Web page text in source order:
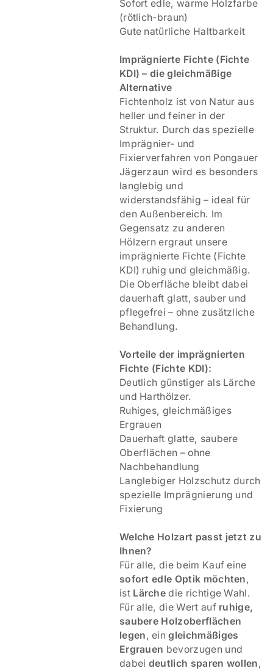
Sofort edle, warme Holzfarbe
(rötlich-braun)
Gute natürliche Haltbarkeit
Imprägnierte Fichte (Fichte
KDI) – die gleichmäßige
Alternative
Fichtenholz ist von Natur aus
heller und feiner in der
Struktur. Durch das spezielle
Imprägnier- und
Fixierverfahren von Pongauer
Jägerzaun wird es besonders
langlebig und
widerstandsfähig – ideal für
den Außenbereich. Im
Gegensatz zu anderen
Hölzern ergraut unsere
imprägnierte Fichte (Fichte
KDI) ruhig und gleichmäßig.
Die Oberfläche bleibt dabei
dauerhaft glatt, sauber und
pflegefrei – ohne zusätzliche
Behandlung.
Vorteile der imprägnierten
Fichte (Fichte KDI):
Deutlich günstiger als Lärche
und Harthölzer.
Ruhiges, gleichmäßiges
Ergrauen
Dauerhaft glatte, saubere
Oberflächen – ohne
Nachbehandlung
Langlebiger Holzschutz durch
spezielle Imprägnierung und
Fixierung
Welche Holzart passt jetzt zu
Ihnen?
Für alle, die beim Kauf eine
sofort edle Optik möchten,
ist Lärchedie richtige Wahl.
Für alle, die Wert auf ruhige,
saubere Holzoberflächen
legen, eingleichmäßiges
Ergrauen bevorzugen und
dabei deutlich sparen wollen,